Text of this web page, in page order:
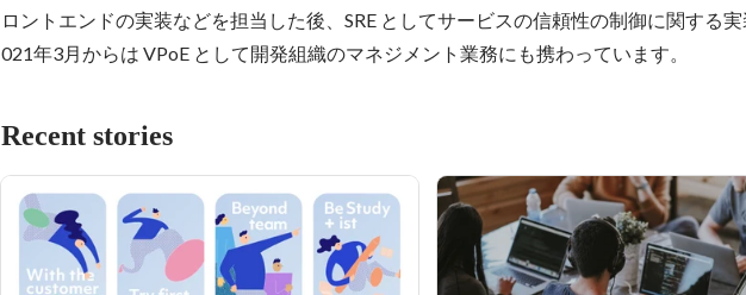
ロントエンドの実装などを担当した後、SRE としてサービスの信頼性の制御に関する
021年3月からは VPoE として開発組織のマネジメント業務にも携わっています。
Recent stories